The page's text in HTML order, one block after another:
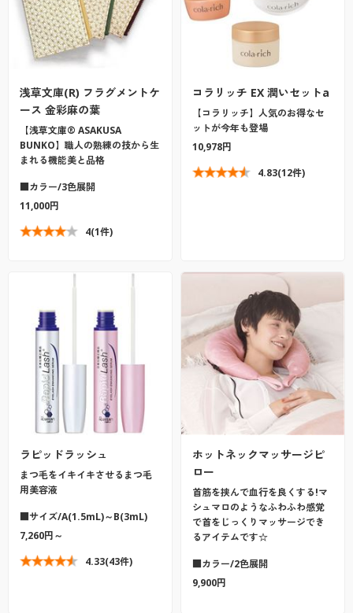
浅草文庫(R) フラグメントケ
ース 金彩麻の葉
【浅草文庫® ASAKUSA
BUNKO】職人の熟練の技から生
まれる機能美と品格
■カラー/3色展開
11,000円
4(1件)
コラリッチ EX 潤いセットa
【コラリッチ】人気のお得なセ
ットが今年も登場
10,978円
4.83(12件)
ラピッドラッシュ
まつ毛をイキイキさせるまつ毛
用美容液
■サイズ/A(1.5mL)～B(3mL)
7,260円～
4.33(43件)
ホットネックマッサージピ
ロー
首筋を挟んで血行を良くする!マ
シュマロのようなふわふわ感覚
で首をじっくりマッサージでき
るアイテムです☆
■カラー/2色展開
9,900円